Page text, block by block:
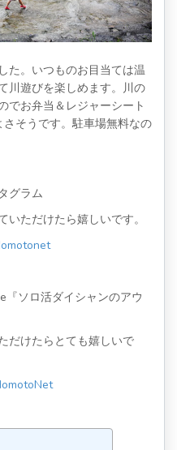
た。いつものお目当ては温
川遊びを楽しめます。川の
でお弁当＆レジャーシート
そうです。駐車場無料なの
グラム
ただけたら嬉しいです。
『ソロ活ダイシャンのアウ
だけたらとても嬉しいで